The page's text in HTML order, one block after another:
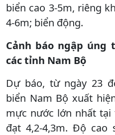
biển cao 3-5m, riêng
4-6m; biển động.
Cảnh báo ngập úng
các tỉnh Nam Bộ
Dự báo, từ ngày 23
biển Nam Bộ xuất
mực nước lớn nhất tại
đạt 4,2-4,3m. Độ